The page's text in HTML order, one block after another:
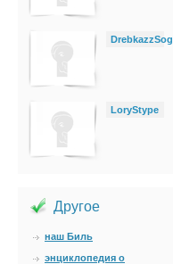
DrebkazzSog
LoryStype
Другое
наш Биль
энциклопедия о